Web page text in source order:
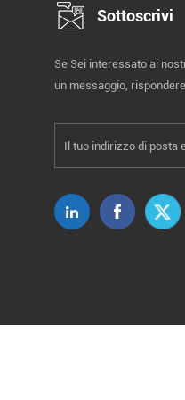
Sottoscrivi
Se Sei interessato ai
un messaggio,